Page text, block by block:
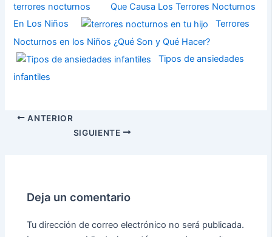
terrores nocturnos
Que Causa Los Terrores Nocturnos
En Los Niños
Terrores
Nocturnos en los Niños ¿Qué Son y Qué Hacer?
Tipos de ansiedades
infantiles
ANTERIOR
SIGUIENTE
Deja un comentario
Tu dirección de correo electrónico no será publicada.